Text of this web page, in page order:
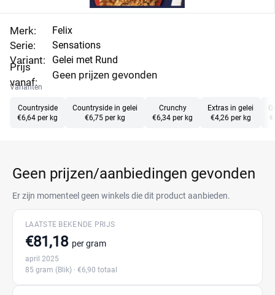
Merk:
Serie:
Variant:
Prijs
vanaf:
Felix
Sensations
Gelei met Rund
Geen prijzen gevonden
Varianten
Countryside
€6,64 per kg
Countryside in gelei
€6,75 per kg
Crunchy
€6,34 per kg
Extras in gelei
€4,26 per kg
Geen prijzen/aanbiedingen gevonden
Er zijn momenteel geen winkels die dit product aanbieden.
LAATSTE BEKENDE PRIJS
€81,18 per gram
april 2025
85 gram (Blik) · €6,90 totaal